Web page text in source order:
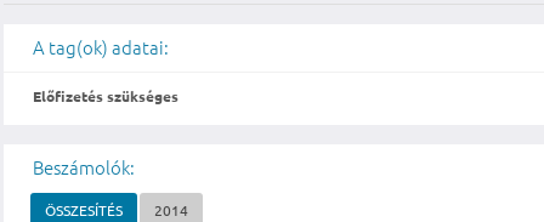
A tag(ok) adatai:
Előfizetés szükséges
Beszámolók:
ÖSSZESÍTÉS 2014